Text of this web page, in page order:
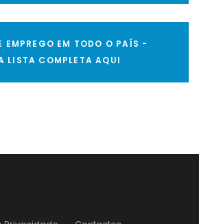
EMPREGO EM TODO O PAÍS -
LISTA COMPLETA AQUI